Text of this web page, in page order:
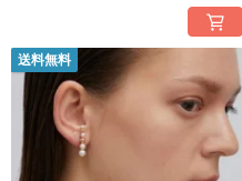
送料無料